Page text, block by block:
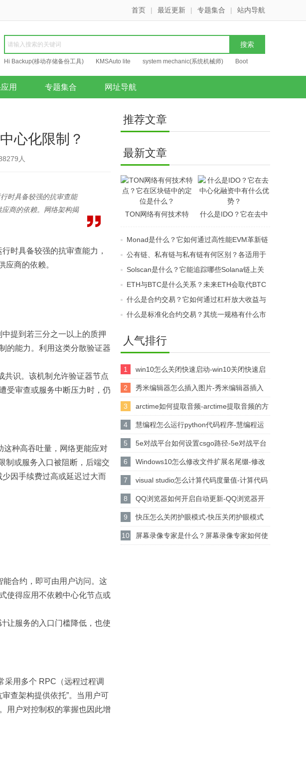
首页 | 最近更新 | 专题集合 | 站内导航
Hi Backup(移动存储备份工具) KMSAuto lite system mechanic(系统机械师) Boot
Repair
用 专题集合 网址导航
心化限制？
人
时具备较强的抗审查能
商的依赖。网络架构揭
时具备较强的抗审查能力，
商的依赖。
提到若三分之一以上的质押
的能力。利用这类分散验证器
共识。该机制允许验证器节点
受审查或服务中断压力时，仍
这种高吞吐量，网络更能应对
制或服务入口被阻断，后端交
因手续费过高或延迟过大而
合约，即可由用户访问。这
使得应用不依赖中心化节点或
让服务的入口门槛降低，也使
采用多个 RPC（远程过程调
查架构提供依托”。当用户可
用户对控制权的掌握也因此增
推荐文章
最新文章
TON网络有何技术特
位是什么？
什么是IDO？它在去中
势？
Monad是什么？它如何通过高性能EVM革新链
游？公有链、私有链与私有链有何区别？各适用于
哪些应用场景？
Solscan是什么？它能追踪哪些Solana链上关
键信息？
ETH与BTC是什么关系？未来ETH会取代BTC
的地位吗？
什么是合约交易？它如何通过杠杆放大收益与
风险？
什么是标准化合约交易？其统一规格有什么市
人气排行
1 win10怎么关闭快速启动-win10关闭快速启
动的方法
2 秀米编辑器怎么插入图片-秀米编辑器插入
图片的方法
3 arctime如何提取音频-arctime提取音频的方
法介绍
4 慧编程怎么运行python代码程序-慧编程运
行python代码程序的方法
5 5e对战平台如何设置csgo路径-5e对战平台
设置csgo路径的方法
6 Windows10怎么修改文件扩展名尾缀-修改
文件扩展名尾缀方法
7 visual studio怎么计算代码度量值-计算代码
度量值方法
8 QQ浏览器如何开启自动更新-QQ浏览器开
启自动更新的方法
9 快压怎么关闭护眼模式-快压关闭护眼模式
的方法介绍
10 屏幕录像专家是什么？屏幕录像专家如何使